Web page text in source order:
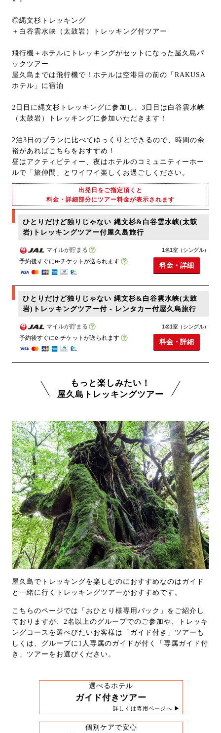
◎縄文杉トレッキング
＋白谷雲水峡（太鼓岩）トレッキング付ツアー
飛行機＋ホテルにトレッキングがセットになった屋久島パ
ックツアー
屋久島までは飛行機で！ホテルは空港目の前の「RAKUSA
ホテル」に宿泊
2日目に縄文杉トレッキングに参加し、3日目は白谷雲水峡
（太鼓岩）トレッキングに参加いただきます！
2泊3日のプランに比べてゆっくりとできるので、時間の余
裕があればこちらをおすすめ！
昼はアクティビティー、夜はホテルのコミュニティーホー
ルで「旅仲間」とワイワイ楽しくお過ごしください。
出発日をご指定頂くと
料金・詳細部分にツアー料金が表示されます
ひとりだけど独りじゃない 縄文杉&白谷雲水峡(太鼓
岩)トレッキングツアー付屋久島旅行
マイルが貯まる
予約後すぐにe-チケットが送られます
1名1室（シングル）
料金・詳細
ひとりだけど独りじゃない 縄文杉&白谷雲水峡(太鼓
岩)トレッキングツアー付 - レンタカー付屋久島旅行
マイルが貯まる
予約後すぐにe-チケットが送られます
1名1室（シングル）
料金・詳細
もっと楽しみたい！
屋久島トレッキングツアー
屋久島でトレッキングを楽しむのにおすすめなのはガイド
と一緒に行くトレッキングツアーがおすすめです。
こちらのページでは「おひとり様専用パック」をご紹介し
ておりますが、2名以上のグループでのご参加や、トレッキ
ングコースを選べびたいお客様は「ガイド付き」ツアーも
しくは、グループに1人専属のガイドが付く「専属ガイド付
き」ツアーをお選びください。
選べるホテル
ガイド付きツアー
詳しくは専用ページへ ▶
個別ケアで安心